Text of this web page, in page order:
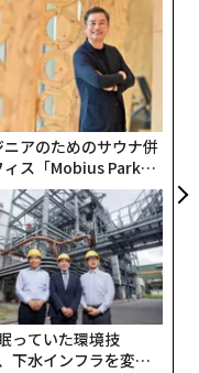
に動き回り、最も
しい速度と正確さ
特有のためらいに
クを処理するよう
ニアのためのサウナ併
ィス「Mobius Park」
プン──タマディック
経営を徹底する理由
っていた環境技
下水インフラを変え